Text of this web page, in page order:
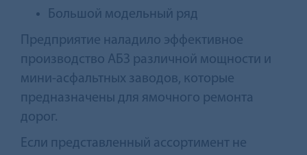
Большой модельный ряд
Предприятие наладило эффективное
производство АБЗ различной мощности и
мини-асфальтных заводов, которые
предназначены для ямочного ремонта
дорог.
Если представленный ассортимент не